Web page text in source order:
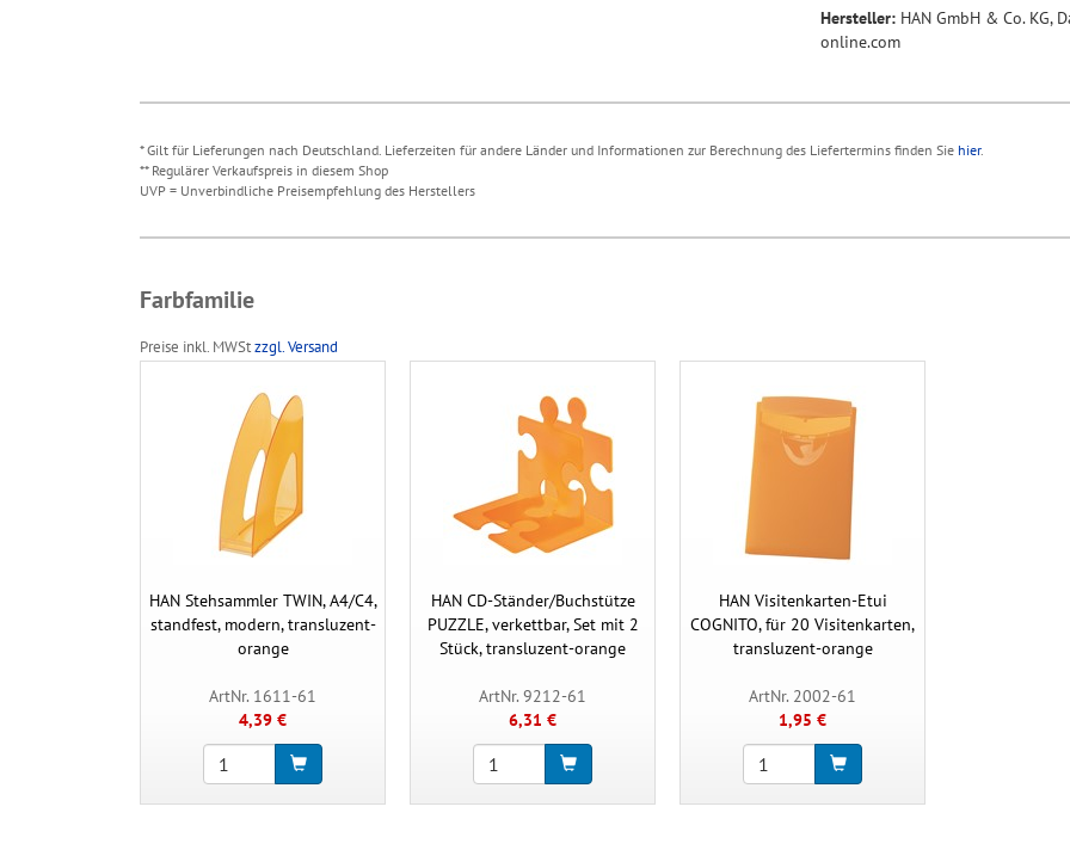
Hersteller: HAN GmbH & Co. KG,
online.com
* Gilt für Lieferungen nach Deutschland. Lieferzeiten für andere Länder und Informationen zur Berechnung des Liefertermins finden Sie hier.
** Regulärer Verkaufspreis in diesem Shop
UVP = Unverbindliche Preisempfehlung des Herstellers
Farbfamilie
Preise inkl. MWStzzgl. Versand
HAN Stehsammler TWIN, A4/C4,
standfest, modern, transluzent-
orange
ArtNr. 1611-61
4,39 €
HAN CD-Ständer/Buchstütze
PUZZLE, verkettbar, Set mit 2
Stück, transluzent-orange
ArtNr. 9212-61
6,31 €
HAN Visitenkarten-Etui
COGNITO, für 20 Visitenkarten,
transluzent-orange
ArtNr. 2002-61
1,95 €